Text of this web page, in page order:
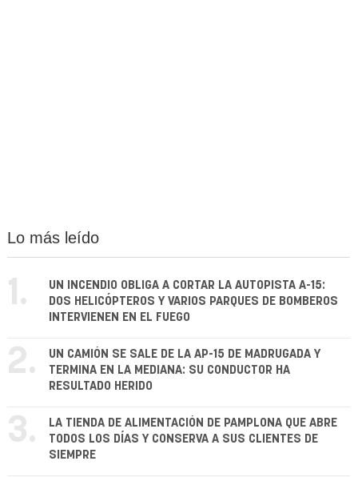
Lo más leído
1.
UN INCENDIO OBLIGA A CORTAR LA AUTOPISTA A-15:
DOS HELICÓPTEROS Y VARIOS PARQUES DE BOMBEROS
INTERVIENEN EN EL FUEGO
2.
UN CAMIÓN SE SALE DE LA AP-15 DE MADRUGADA Y
TERMINA EN LA MEDIANA: SU CONDUCTOR HA
RESULTADO HERIDO
3.
LA TIENDA DE ALIMENTACIÓN DE PAMPLONA QUE ABRE
TODOS LOS DÍAS Y CONSERVA A SUS CLIENTES DE
SIEMPRE